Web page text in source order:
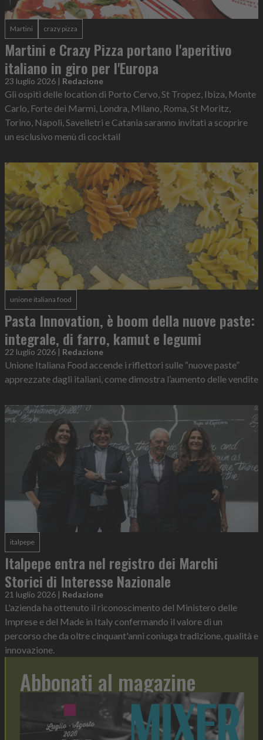
Martini crazy pizza
Martini e Crazy Pizza portano l'aperitivo
italiano in giro per l'Europa
23 luglio 2026 | Redazione
Gli ospiti delle location di Porto Cervo, St Tropez, Ibiza, Monte
Carlo, Forte dei Marmi, Londra, Milano, Roma, St Moritz,
Torino, Napoli, Savelletri e Catania saranno invitati a scoprire
un esclusivo menù di cocktail
unione italiana food
Pasta Innovation, è boom della nuove paste:
integrale, di farro, kamut e legumi
22 luglio 2026 | Redazione
Unione Italiana Food accende i riflettori sulle “nuove paste”
apprezzate dagli italiani, come dimostra l’aumento delle vendite
italpepe
Italpepe entra nel registro dei Marchi
Storici di Interesse Nazionale
21 luglio 2026 | Redazione
L'azienda ha ottenuto il riconoscimento del Ministero delle
Imprese e del Made in Italy confermando il valore di un
percorso che da oltre cinquant'anni coniuga tradizione, qualità e
innovazione.
Abbonati al magazine